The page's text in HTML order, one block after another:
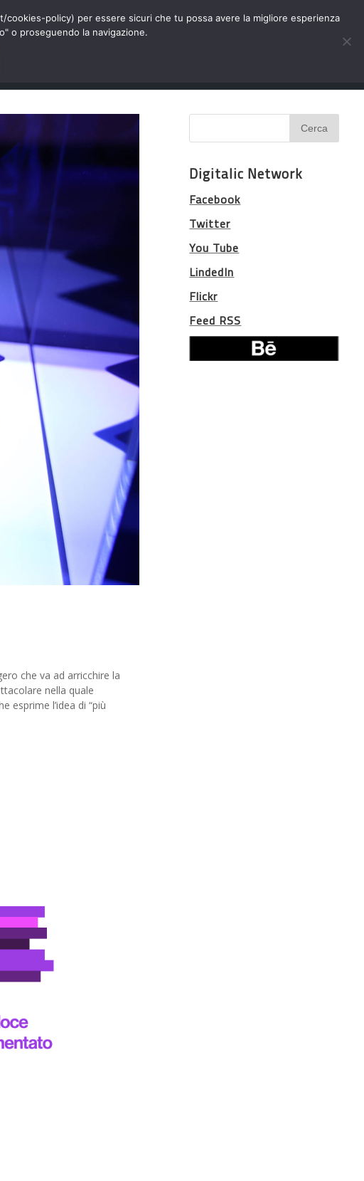
che va ad arricchire la
nella quale
esprime l’idea di “più
Digitalic Network
Facebook
Twitter
You Tube
LindedIn
Flickr
Feed RSS
policy) per essere sicuri che tu possa avere la migliore esperienza
o proseguendo la navigazione.